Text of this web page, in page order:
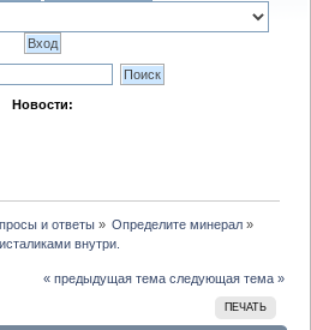
Новости:
и ответы» Определите минерал»
внутри.
« предыдущая тема следующая тема »
ПЕЧАТЬ